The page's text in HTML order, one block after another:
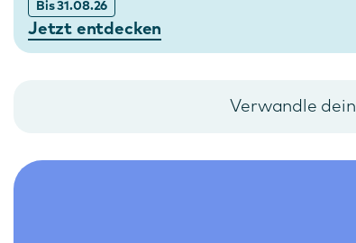
Bis 31.08.26
Jetzt entdecken
Verwandle